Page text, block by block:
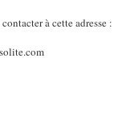
à cette adresse :